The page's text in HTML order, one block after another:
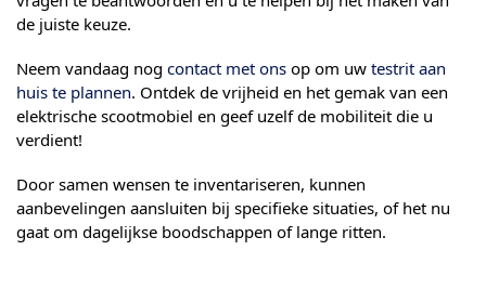
de juiste keuze.
Neem vandaag nog contact met ons op om uw testrit aan
huis te plannen. Ontdek de vrijheid en het gemak van een
elektrische scootmobiel en geef uzelf de mobiliteit die u
verdient!
Door samen wensen te inventariseren, kunnen
aanbevelingen aansluiten bij specifieke situaties, of het nu
gaat om dagelijkse boodschappen of lange ritten.